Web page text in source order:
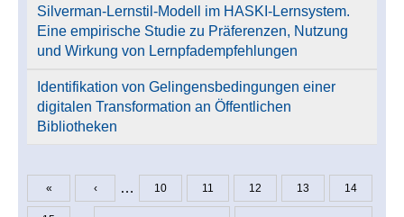
Silverman-Lernstil-Modell im HASKI-Lernsystem.
Eine empirische Studie zu Präferenzen, Nutzung
und Wirkung von Lernpfadempfehlungen
Identifikation von Gelingensbedingungen einer
digitalen Transformation an Öffentlichen
Bibliotheken
Seiten
« ‹ … 10 11 12 13 14